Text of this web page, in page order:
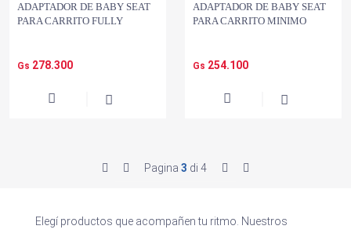
ADAPTADOR DE BABY SEAT
PARA CARRITO FULLY
Gs 278.300
ADAPTADOR DE BABY SEAT
PARA CARRITO MINIMO
Gs 254.100
Pagina 3 di 4
Elegí productos que acompañen tu ritmo. Nuestros